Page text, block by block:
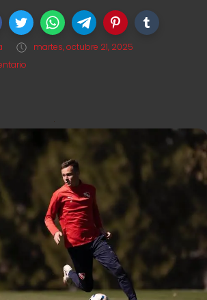
martes, octubre 21, 2025